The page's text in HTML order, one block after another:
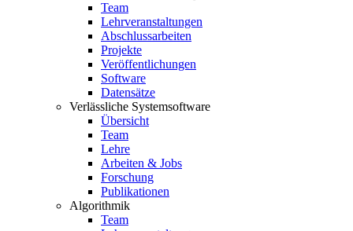
Team
Lehrveranstaltungen
Abschlussarbeiten
Projekte
Veröffentlichungen
Software
Datensätze
Verlässliche Systemsoftware
Übersicht
Team
Lehre
Arbeiten & Jobs
Forschung
Publikationen
Algorithmik
Team